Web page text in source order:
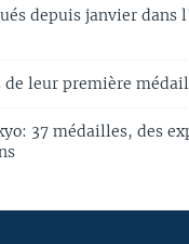
depuis janvier dans
de leur première
37 médailles, des